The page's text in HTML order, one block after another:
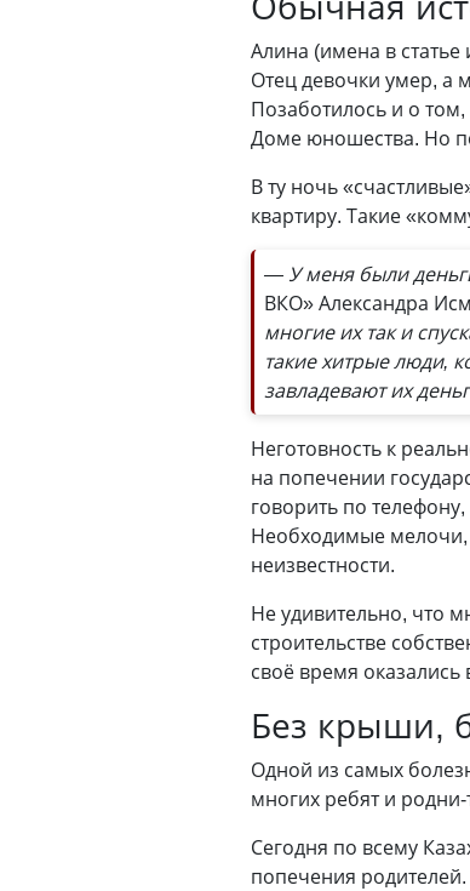
Алина (имена в
Отец девочки умер, а
Позаботилось и о
Доме юношества. Но
В ту ночь
квартиру. Такие
— У меня были
ВКО» Александра
многие их так и
такие хитрые люди,
завладевают их
Неготовность к
на попечении
говорить по
Необходимые мелочи,
неизвестности.
Не удивительно, что
строительстве
своё время оказались
Без крыши,
Одной из самых
многих ребят и родни-
Сегодня по всему
попечения